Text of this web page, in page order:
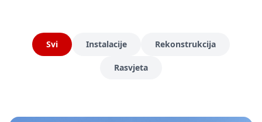
Svi Instalacije Rekonstrukcija
Rasvjeta